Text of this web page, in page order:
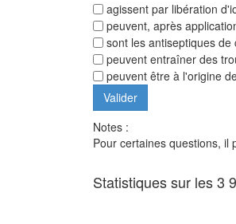
agissent par libération
peuvent, après
sont les antiseptiques
peuvent entraîner des
peuvent être à l'origine
Notes :
Pour certaines questions, il
Statistiques sur les 3